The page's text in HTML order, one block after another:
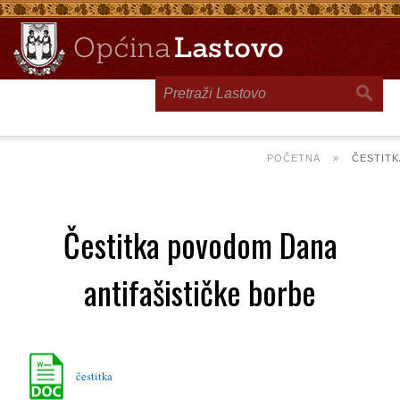
POČETNA »
Čestitka povodom Dana
antifašističke borbe
čestitka